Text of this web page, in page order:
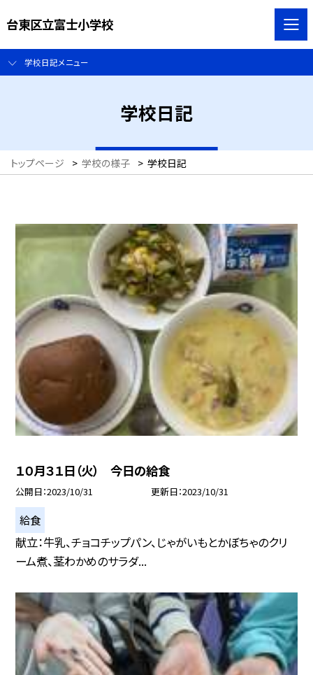
台東区立富士小学校
学校日記メニュー
学校日記
トップページ > 学校の様子 > 学校日記
１０月３１日（火） 今日の給食
公開日 2023/10/31 更新日 2023/10/31
給食
献立：牛乳、チョコチップパン、じゃがいもとかぼちゃのクリ
ーム煮、茎わかめのサラダ...